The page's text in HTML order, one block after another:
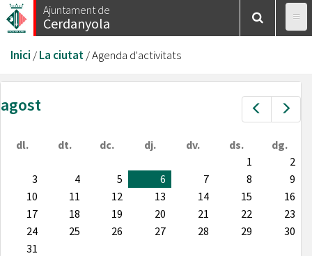
Vés
al
Ajuntament de
Cerdanyola
Esteu
aquí
Inici /La ciutat/Agenda d'activitats
Prev
agost
dl. dt. dc. dj. dv. ds.
dg.
1
2
3
4 5 6 7 8
9
10
11 12 13 14 15
16
17
18 19 20 21 22
23
24
25 26 27 28 29
30
31